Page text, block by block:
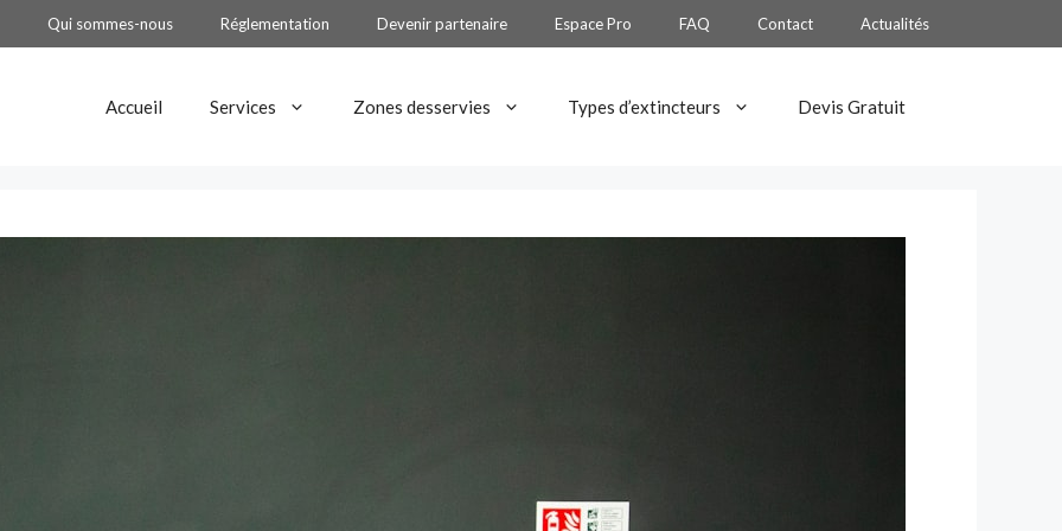
Qui sommes-nous Réglementation Devenir partenaire Espace Pro FAQ Contact Actualités
Accueil Services Zones desservies Types d’extincteurs Devis Gratuit